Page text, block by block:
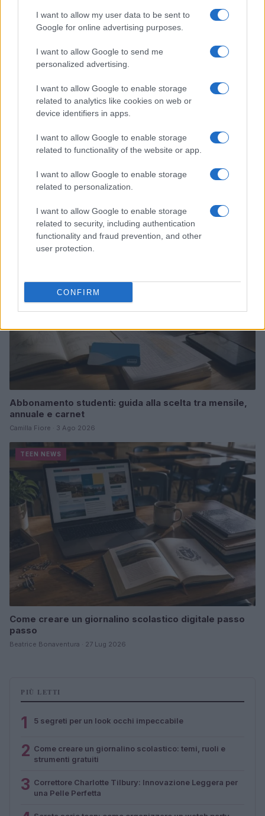
I want to allow my user data to be sent to
Google for online advertising purposes.
I want to allow Google to send me
personalized advertising.
I want to allow Google to enable storage
related to analytics like cookies on web or
device identifiers in apps.
I want to allow Google to enable storage
related to functionality of the website or app.
I want to allow Google to enable storage
related to personalization.
I want to allow Google to enable storage
related to security, including authentication
functionality and fraud prevention, and other
user protection.
CONFIRM
Guida al giornalino teen: linea editoriale, ruoli e
Matteo Pellegrino · 3 Ago 2026
TEEN NEWS
Abbonamento studenti: guida alla scelta tra mensile,
annuale e carnet
Camilla Fiore · 3 Ago 2026
TEEN NEWS
Come creare un giornalino scolastico digitale passo
passo
Beatrice Bonaventura · 27 Lug 2026
PIÙ LETTI
1 5 segreti per un look occhi impeccabile
2 Come creare un giornalino scolastico: temi, ruoli e
strumenti gratuiti
3 Correttore Charlotte Tilbury: Innovazione Leggera per
una Pelle Perfetta